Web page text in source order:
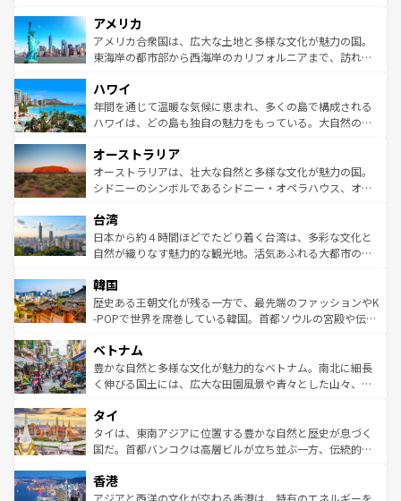
ンツ一覧を参照してほしい。
の建物がそのまま残る町や、スイスならではのユニークな
博物館もあり、アルプス観光だけでなく町歩きも満喫する
ことができる。国民の所得が高いため物価も高いが、旅行
ば市内交通費無料で観光を楽しむこともできる。 なお、新
着のスイス情報はコンテンツ一覧 を参照してほしい。
アメリカ
アメリカ合衆国は、広大な土地と多様な文化が魅力の国。
東海岸の都市部から西海岸のカリフォルニアまで、訪れる
のような巨大都市は、観光、ショッピング、エンターテイ
ンメントが詰まった刺激的なスポットだ。一方、アメリカ
西部には大自然が広がり、グランドキャニオンやイエロー
部のニューオーリンズでは、音楽と美食が融合した独特の
文化が魅力。旅行者はアメリカの各地域で異なる魅力を楽
しみながら、その多様性と豊かな歴史を感じることができ
ならではの贅沢な旅のスタイルだ。 なお、新着のアメリカ
情報はコンテンツ一覧を参照してほしい。
ハワイ
年間を通じて温暖な気候に恵まれ、多くの島で構成される
ハワイは、どの島も独自の魅力をもっている。大自然の神
ワイ島は見逃せない。また、定番の観光地といえばオアフ
島だが、静かな自然を求めるならマウイ島やカウアイ島が
おすすめ。エメラルドグリーンに輝く海をはじめ、豊かな
れるおもてなしの心で訪れる人々を迎えてくれるハワイの
人々、おいしいローカルフードやハワイアンミュージッ
ク、伝統的なフラダンスなど、すべてがハワイの魅力を彩
ワイを、存分に味わってほしい。 なお、新着のハワイ情報
はコンテンツ一覧を参照してほしい。
オーストラリア
オーストラリアは、壮大な自然と多様な文化が魅力の国。
シドニーのシンボルであるシドニー・オペラハウス、オー
リアリーフや大陸中央部にそびえるウルル（エアーズロッ
ク）、タスマニアの美しい原生林やケアンズの熱帯雨林な
ど、見どころがたくさん。また、カフェやワイン、オージ
いる。アクティビティも充実しており、サーフィンやダイ
ビング、ハイキングなど、アウトドア好きにはたまらな
い。オーストラリアの多彩な魅力を存分に味わいつくそ
参照してほしい。
台湾
日本から約４時間ほどでたどり着く台湾は、多彩な文化と
自然が織りなす魅力的な観光地。活気あふれる大都市の台
ン）、静ひつな山岳地帯である台湾東部など、都市の喧騒
と山間の静けさが共存しており、訪れる人に新しい発見と
驚きをもたらしてくれる。また、奥深い台湾の食文化も魅
容にもいいと評判のスイーツなど、バラエティ豊かな料理
が味わえる。 なお、新着の台湾情報は コンテンツ一覧を参
照してほしい。
韓国
歴史ある王朝文化が残る一方で、最先端のファッションやK
-POPで世界を席巻している韓国。首都ソウルの宮殿や伝統
き、地方に足を延ばせば四季折々の自然美を楽しむことが
できる。そして、キムチや焼肉、絶品のストリートフード
まで、さまざまな韓国料理が待っている。夜には、韓国な
リティに包まれながら、韓国の多彩な魅力を心ゆくまで味
わってみてほしい。 なお、新着の韓国情報はコンテンツ一
覧を参照してほしい。
ベトナム
豊かな自然と多様な文化が魅力的なベトナム。南北に細長
く伸びる国土には、広大な田園風景や青々とした山々、世
急速な発展と共に伝統が息づく。ハノイの古い町並みやホ
ーチミン市のフランス統治時代の建物も、独特の雰囲気を
醸し出している。また、バラエティの豊かさとおいしさで
とつ。フォーやバインミー、ベトナムコーヒーなどは、ぜ
ひ現地で味わいたい。どの地域を訪れてもあたたかい人々
タイ
タイは、東南アジアに位置する豊かな自然と歴史が息づく
国だ。首都バンコクは高層ビルが立ち並ぶ一方、伝統的な
の活気が交差している。北部ではチェンマイなどの山岳地
帯で自然と触れ合い、南部ではプーケットやクラビの美し
香港
アジアと西洋の文化が交わる香港は、特有のエネルギーを